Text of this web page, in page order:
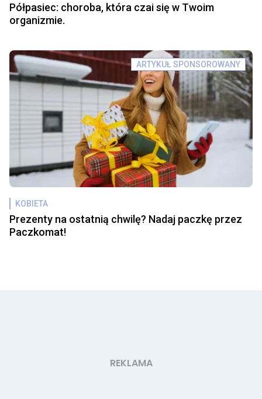
Półpasiec: choroba, która czai się w Twoim
organizmie.
ARTYKUŁ SPONSOROWANY
KOBIETA
Prezenty na ostatnią chwilę? Nadaj paczkę przez
Paczkomat!